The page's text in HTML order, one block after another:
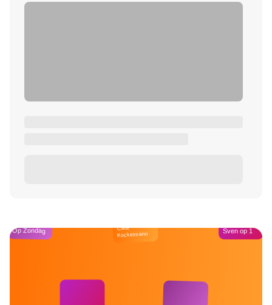
Op Zondag Café
Kockelmann Sven op 1